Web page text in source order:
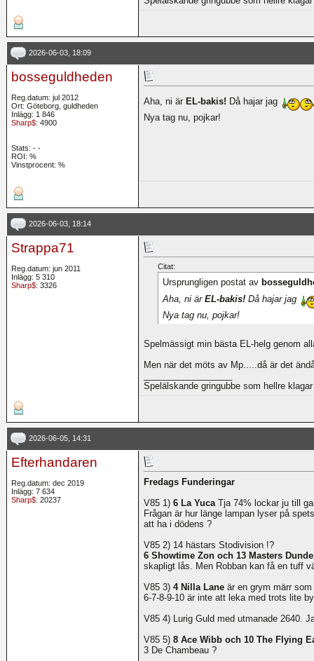
2026-06-03, 18:09
bosseguldheden
Reg.datum: jul 2012
Ort: Göteborg, guldheden
Inlägg: 1 846
Sharp$: 4900
Stats: - -
ROI: %
Vinstprocent: %
Aha, ni är EL-bakis! Då hajar jag
Nya tag nu, pojkar!
2026-06-03, 18:14
Strappa71
Reg.datum: jun 2011
Inlägg: 5 310
Sharp$: 3326
Citat:
Ursprungligen postat av
Aha, ni är EL-bakis! Då hajar jag
Nya tag nu, pojkar!
Spelmässigt min bästa EL-helg genom
Men när det möts av Mp.....då är det
Spelälskande gringubbe som hellre
2026-06-05, 14:31
Efterhandaren
Reg.datum: dec 2019
Inlägg: 7 634
Sharp$: 20237
Fredags Funderingar
V85 1) 6 La Yuca Tja 74% lockar ju till
Frågan är hur länge lampan lyser på
att ha i dödens ?
V85 2) 14 hästars Stodivision !?
6 Showtime Zon och 13 Masters
skapligt lås. Men Robban kan få en tuff
V85 3) 4 Nilla Lane är en grym märr
6-7-8-9-10 är inte att leka med trots lite
V85 4) Lurig Guld med utmanade 2640.
V85 5) 8 Ace Wibb och 10 The Flying
3 De Chambeau ?